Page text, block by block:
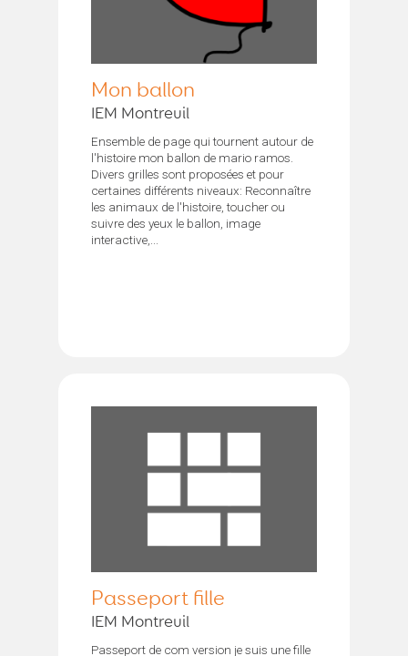
Mon ballon
IEM Montreuil
Ensemble de page qui tournent autour de
l'histoire mon ballon de mario ramos.
Divers grilles sont proposées et pour
certaines différents niveaux: Reconnaître
les animaux de l'histoire, toucher ou
suivre des yeux le ballon, image
interactive,...
Passeport fille
IEM Montreuil
Passeport de com version je suis une fille